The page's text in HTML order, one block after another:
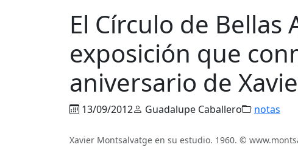
El Círculo de Bellas
exposición que
aniversario de
13/09/2012 Guadalupe Caballero notas
Xavier Montsalvatge en su estudio. 1960. ©